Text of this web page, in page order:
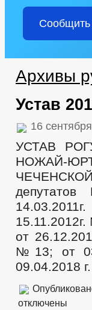
СОВЕТ ДЕПУТАТОВ
ПРОТИВОДЕЙСТВИЕ
ФОРМЫ
КОМИССИЯ ПО
ОБРАТНАЯ СВЯЗЬ
БЮДЖЕТ
ОТЧЕТ
МУНИЦИПАЛЬНЫЕ УСЛУГИ
ПРИЕМ ГРАЖДАН
Архивы
Устав
16
УСТАВ
НОЖАЙ-
депутатов
от
№13; от
09.04.2018
отключены